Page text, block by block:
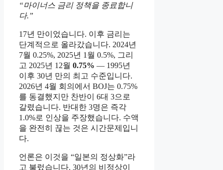
“마이너스 금리 정책을 종료합니
다.”
17년 만이었습니다. 이후 금리는
단계적으로 올라갔습니다. 2024년
7월 0.25%, 2025년 1월 0.5%, 그리
고 2025년 12월 0.75% — 1995년
이후 30년 만의 최고 수준입니다.
2026년 4월 회의에서 BOJ는 0.75%
를 동결했지만 찬반이 6대 3으로
갈렸습니다. 반대한 3명은 즉각
1.0%로 인상을 주장했습니다. 수액
을 완전히 끊는 것은 시간문제입니
다.
언론은 이것을 “일본의 정상화”라
고 불렀습니다. 30년의 비정상이